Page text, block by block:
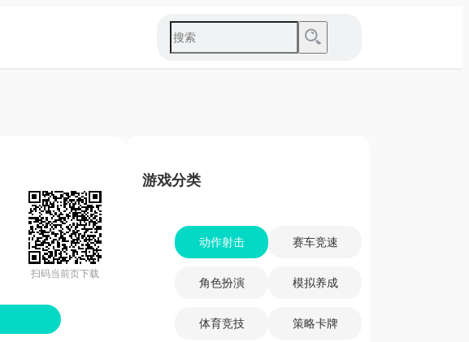
扫码当前页下载
游戏分类
动作射击 赛车竞速
角色扮演 模拟养成
体育竞技 策略卡牌